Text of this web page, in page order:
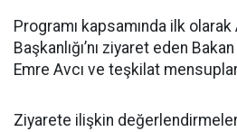
Programı kapsamında ilk
Başkanlığı’nı ziyaret eden
Emre Avcı ve teşkilat
Ziyarete ilişkin